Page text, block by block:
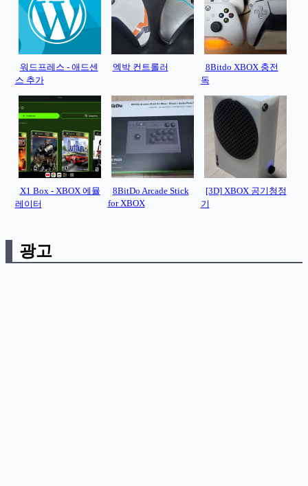
워드프레스 - 애드센
스 추가
엑박 컨트롤러
8Bitdo XBOX 충전
독
X1 Box - XBOX 에뮬
레이터
8BitDo Arcade Stick
for XBOX
[3D] XBOX 공기청정
기
광고